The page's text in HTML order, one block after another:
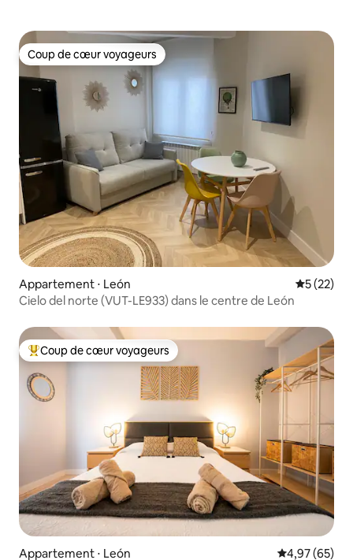
Coup de cœur voyageurs
Coup de cœur voyageurs
Appartement ⋅ León
5 (22)
Cielo del norte (VUT-LE933) dans le centre de León
Coups de cœur voyageurs les plus appréciés
Coup de cœur voyageurs
Appartement ⋅ León Évaluation
4,97 (65)